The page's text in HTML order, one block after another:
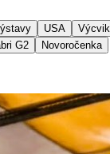
USA Výcvik
G2 Novoročenka